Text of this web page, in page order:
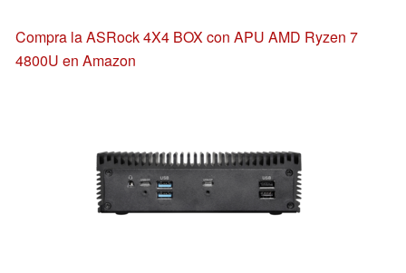
Compra la ASRock 4X4 BOX con APU AMD Ryzen 7
4800U en Amazon